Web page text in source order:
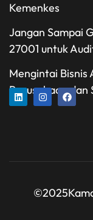
Kemenkes
Jangan Sampai
27001 untuk
Mengintai Bisnis
Perusahaan dan
©2025